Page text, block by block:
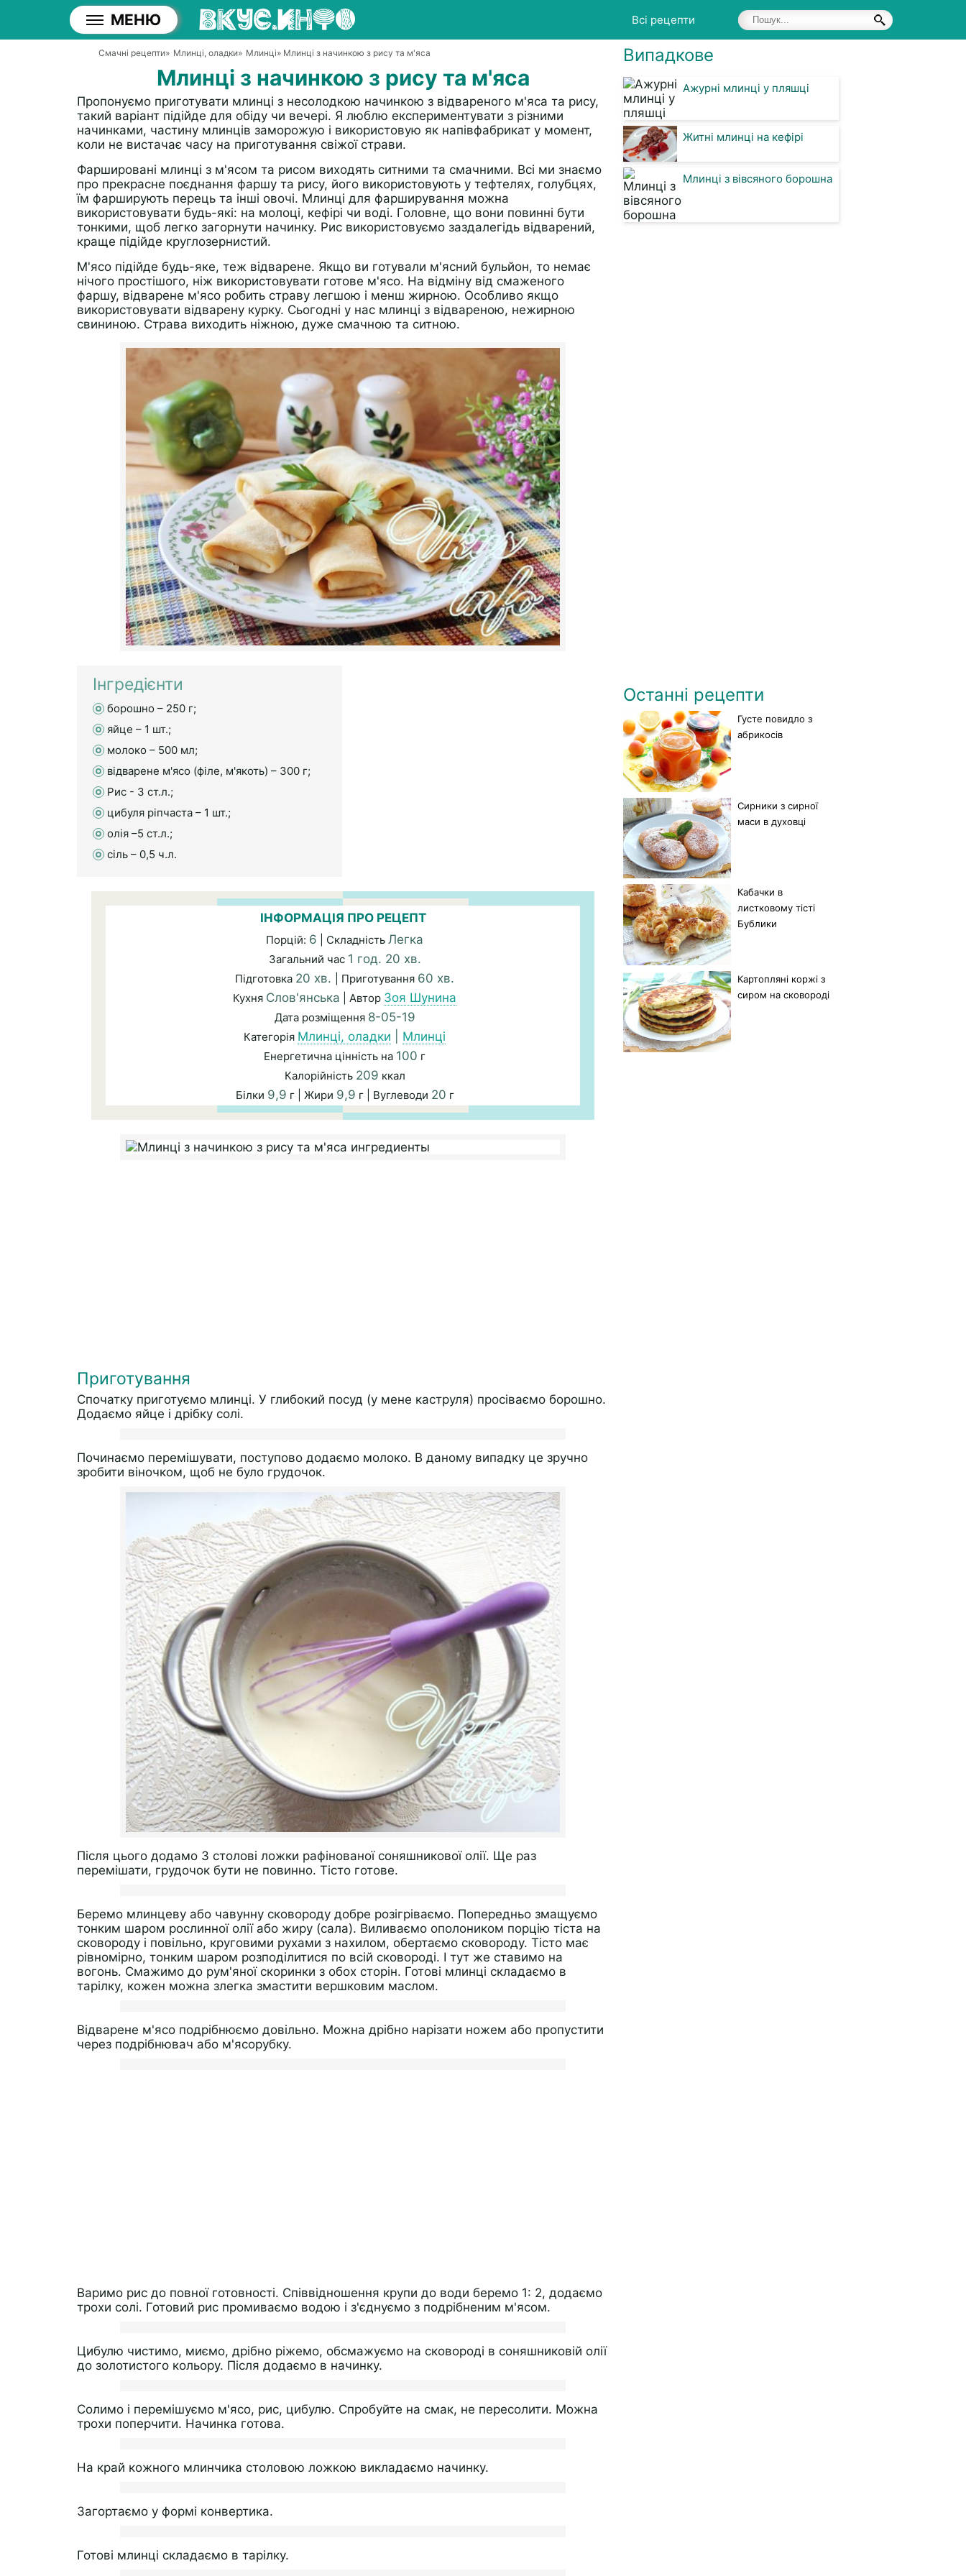
МЕНЮ Всі рецепти
Смачні рецепти» Млинці, оладки» Млинці» Млинці з начинкою з рису та м'яса
Млинці з начинкою з рису та м'яса
Пропонуємо приготувати млинці з несолодкою начинкою з відвареного м'яса та рису,
такий варіант підійде для обіду чи вечері. Я люблю експериментувати з різними
начинками, частину млинців заморожую і використовую як напівфабрикат у момент,
коли не вистачає часу на приготування свіжої страви.
Фаршировані млинці з м'ясом та рисом виходять ситними та смачними. Всі ми знаємо
про прекрасне поєднання фаршу та рису, його використовують у тефтелях, голубцях,
їм фарширують перець та інші овочі. Млинці для фарширування можна
використовувати будь-які: на молоці, кефірі чи воді. Головне, що вони повинні бути
тонкими, щоб легко загорнути начинку. Рис використовуємо заздалегідь відварений,
краще підійде круглозернистий.
М'ясо підійде будь-яке, теж відварене. Якщо ви готували м'ясний бульйон, то немає
нічого простішого, ніж використовувати готове м'ясо. На відміну від смаженого
фаршу, відварене м'ясо робить страву легшою і менш жирною. Особливо якщо
використовувати відварену курку. Сьогодні у нас млинці з відвареною, нежирною
свининою. Страва виходить ніжною, дуже смачною та ситною.
Інгредієнти
борошно – 250 г;
яйце – 1 шт.;
молоко – 500 мл;
відварене м'ясо (філе, м'якоть) – 300 г;
Рис - 3 ст.л.;
цибуля ріпчаста – 1 шт.;
олія –5 ст.л.;
сіль – 0,5 ч.л.
ІНФОРМАЦІЯ ПРО РЕЦЕПТ
Порцій: 6 | Складність Легка
Загальний час 1 год. 20 хв.
Підготовка 20 хв. | Приготування 60 хв.
Кухня Слов'янська | Автор Зоя Шунина
Дата розміщення 8-05-19
Категорія Млинці, оладки Млинці
Енергетична цінність на 100 г
Калорійність 209 ккал
Білки 9,9 г | Жири 9,9 г | Вуглеводи 20 г
Приготування
Спочатку приготуємо млинці. У глибокий посуд (у мене каструля) просіваємо борошно.
Додаємо яйце і дрібку солі.
Починаємо перемішувати, поступово додаємо молоко. В даному випадку це зручно
зробити віночком, щоб не було грудочок.
Після цього додамо 3 столові ложки рафінованої соняшникової олії. Ще раз
перемішати, грудочок бути не повинно. Тісто готове.
Беремо млинцеву або чавунну сковороду добре розігріваємо. Попередньо змащуємо
тонким шаром рослинної олії або жиру (сала). Виливаємо ополоником порцію тіста на
сковороду і повільно, круговими рухами з нахилом, обертаємо сковороду. Тісто має
рівномірно, тонким шаром розподілитися по всій сковороді. І тут же ставимо на
вогонь. Смажимо до рум'яної скоринки з обох сторін. Готові млинці складаємо в
тарілку, кожен можна злегка змастити вершковим маслом.
Відварене м'ясо подрібнюємо довільно. Можна дрібно нарізати ножем або пропустити
через подрібнювач або м'ясорубку.
Варимо рис до повної готовності. Співвідношення крупи до води беремо 1: 2, додаємо
трохи солі. Готовий рис промиваємо водою і з'єднуємо з подрібненим м'ясом.
Цибулю чистимо, миємо, дрібно ріжемо, обсмажуємо на сковороді в соняшниковій олії
до золотистого кольору. Після додаємо в начинку.
Солимо і перемішуємо м'ясо, рис, цибулю. Спробуйте на смак, не пересолити. Можна
трохи поперчити. Начинка готова.
На край кожного млинчика столовою ложкою викладаємо начинку.
Загортаємо у формі конвертика.
Готові млинці складаємо в тарілку.
Випадкове
Ажурні млинці у пляшці
Житні млинці на кефірі
Млинці з вівсяного борошна
Останні рецепти
Густе повидло з
абрикосів
Сирники з сирної
маси в духовці
Кабачки в
листковому тісті
Бублики
Картопляні коржі з
сиром на сковороді